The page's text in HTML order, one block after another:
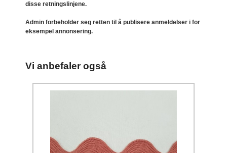
disse retningslinjene.
Admin forbeholder seg retten til å publisere anmeldelser i for
eksempel annonsering.
Vi anbefaler også